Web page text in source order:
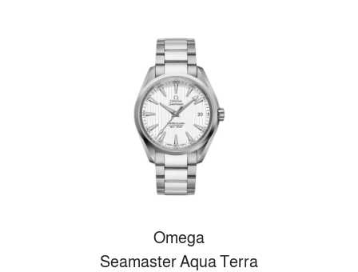
Omega
Seamaster Aqua Terra